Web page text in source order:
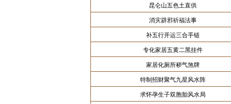
昆仑山五色土直供
消灾辟邪祈福法事
补五行开运三合手链
专化家居五黄二黑挂件
家居化厕所秽气煞牌
特制招财聚气九星风水阵
求怀孕生子双胞胎风水局